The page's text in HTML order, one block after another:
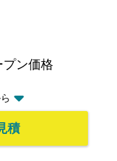
プン価格
積